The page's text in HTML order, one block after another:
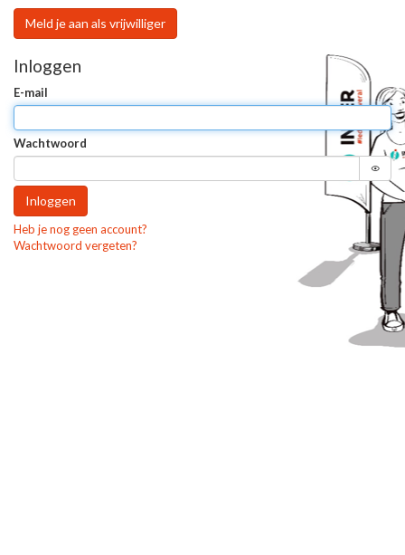
Meld je aan als vrijwilliger
Inloggen
E-mail
Wachtwoord
Inloggen
Heb je nog geen account?
Wachtwoord vergeten?